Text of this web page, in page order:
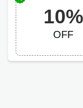
10%
OFF